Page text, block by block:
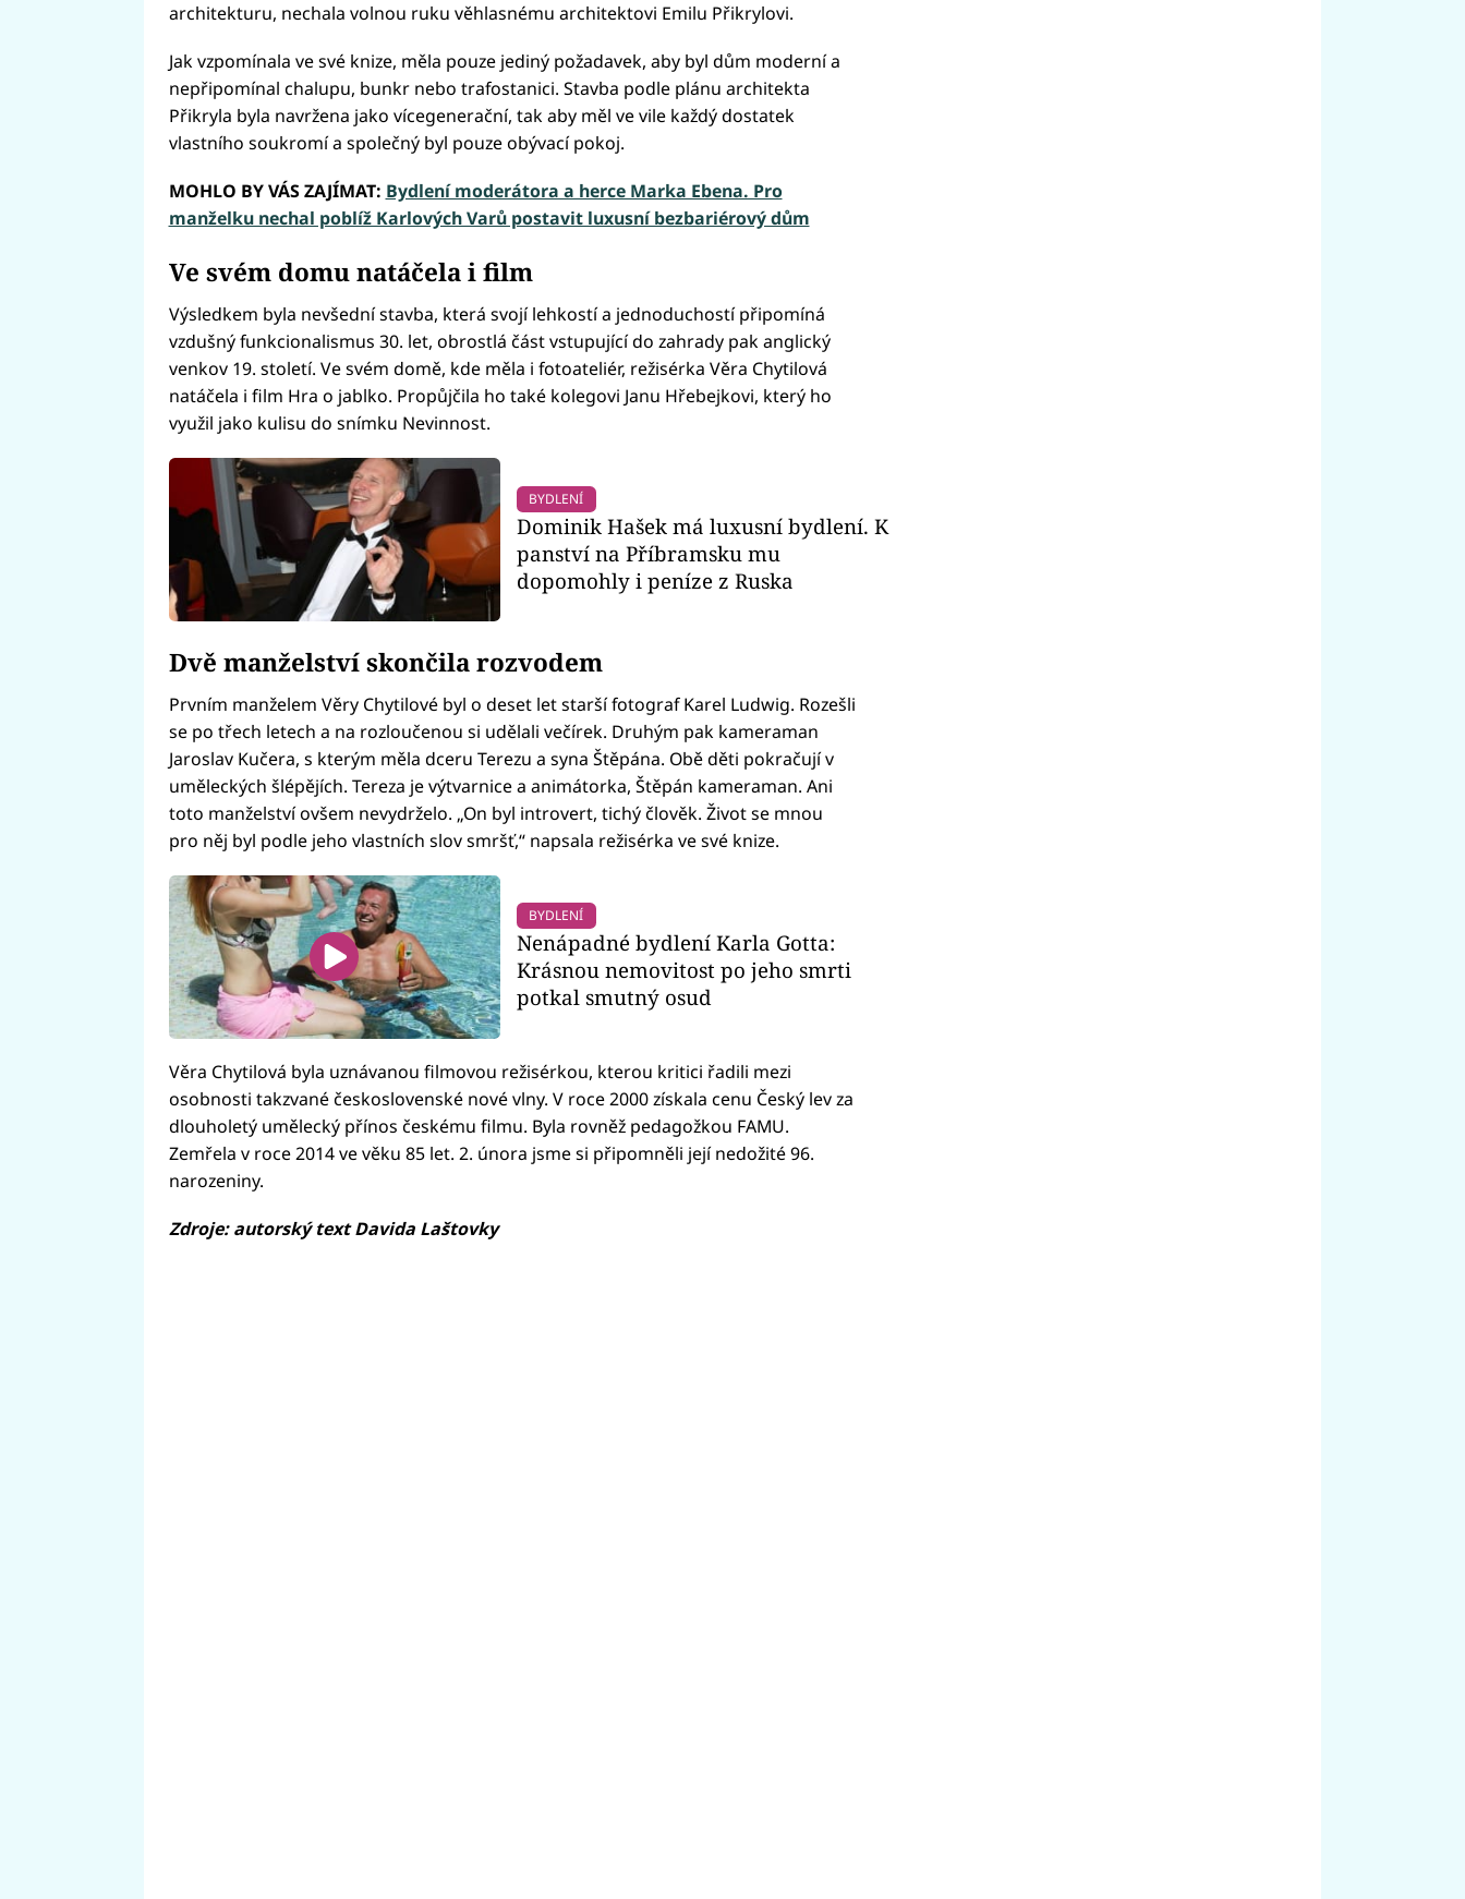
architekturu, nechala volnou ruku věhlasnému architektovi Emilu Přikrylovi.
Jak vzpomínala ve své knize, měla pouze jediný požadavek, aby byl dům moderní a
nepřipomínal chalupu, bunkr nebo trafostanici. Stavba podle plánu architekta
Přikryla byla navržena jako vícegenerační, tak aby měl ve vile každý dostatek
vlastního soukromí a společný byl pouze obývací pokoj.
MOHLO BY VÁS ZAJÍMAT: Bydlení moderátora a herce Marka Ebena. Pro
manželku nechal poblíž Karlových Varů postavit luxusní bezbariérový dům
Ve svém domu natáčela i film
Výsledkem byla nevšední stavba, která svojí lehkostí a jednoduchostí připomíná
vzdušný funkcionalismus 30. let, obrostlá část vstupující do zahrady pak anglický
venkov 19. století. Ve svém domě, kde měla i fotoateliér, režisérka Věra Chytilová
natáčela i film Hra o jablko. Propůjčila ho také kolegovi Janu Hřebejkovi, který ho
využil jako kulisu do snímku Nevinnost.
BYDLENÍ
Dominik Hašek má luxusní bydlení. K
panství na Příbramsku mu
dopomohly i peníze z Ruska
Dvě manželství skončila rozvodem
Prvním manželem Věry Chytilové byl o deset let starší fotograf Karel Ludwig. Rozešli
se po třech letech a na rozloučenou si udělali večírek. Druhým pak kameraman
Jaroslav Kučera, s kterým měla dceru Terezu a syna Štěpána. Obě děti pokračují v
uměleckých šlépějích. Tereza je výtvarnice a animátorka, Štěpán kameraman. Ani
toto manželství ovšem nevydrželo. „On byl introvert, tichý člověk. Život se mnou
pro něj byl podle jeho vlastních slov smršť,“ napsala režisérka ve své knize.
BYDLENÍ
Nenápadné bydlení Karla Gotta:
Krásnou nemovitost po jeho smrti
potkal smutný osud
Věra Chytilová byla uznávanou filmovou režisérkou, kterou kritici řadili mezi
osobnosti takzvané československé nové vlny. V roce 2000 získala cenu Český lev za
dlouholetý umělecký přínos českému filmu. Byla rovněž pedagožkou FAMU.
Zemřela v roce 2014 ve věku 85 let. 2. února jsme si připomněli její nedožité 96.
narozeniny.
Zdroje: autorský text Davida Laštovky